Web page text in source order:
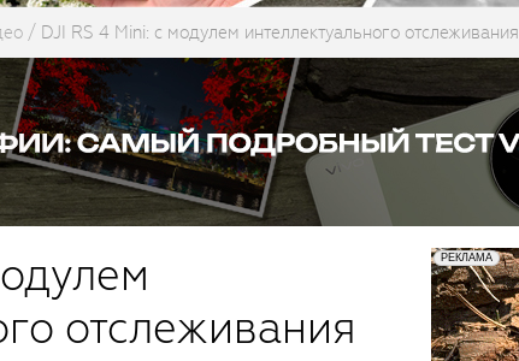
DJI RS 4 Mini: с модулем интеллектуального отслеживания
отслеживания